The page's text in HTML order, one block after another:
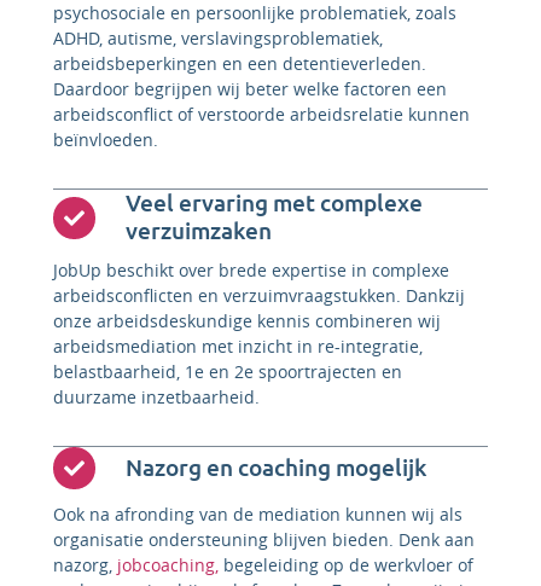
psychosociale en persoonlijke problematiek, zoals
ADHD, autisme, verslavingsproblematiek,
arbeidsbeperkingen en een detentieverleden.
Daardoor begrijpen wij beter welke factoren een
arbeidsconflict of verstoorde arbeidsrelatie kunnen
beïnvloeden.
Veel ervaring met complexe
verzuimzaken
JobUp beschikt over brede expertise in complexe
arbeidsconflicten en verzuimvraagstukken. Dankzij
onze arbeidsdeskundige kennis combineren wij
arbeidsmediation met inzicht in re-integratie,
belastbaarheid, 1e en 2e spoortrajecten en
duurzame inzetbaarheid.
Nazorg en coaching mogelijk
Ook na afronding van de mediation kunnen wij als
organisatie ondersteuning blijven bieden. Denk aan
nazorg, jobcoaching, begeleiding op de werkvloer of